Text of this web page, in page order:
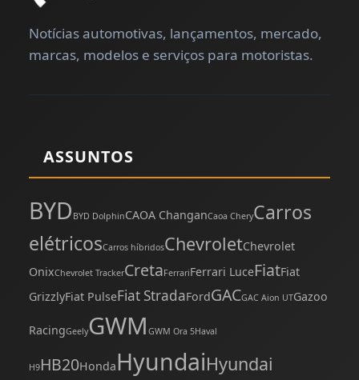
Notícias automotivas, lançamentos, mercado,
marcas, modelos e serviços para motoristas.
ASSUNTOS
BYD BYD DolphinCAOA ChanganCaoa CheryCarros
elétricosCarros híbridosChevroletChevrolet
OnixChevrolet TrackerCretaFerrariFerrari LuceFiatFiat
GrizzlyFiat PulseFiat StradaFordGACGAC Aion UTGazoo
RacingGeelyGWM GWM Ora 5Haval
H9HB20HondaHyundaiHyundai